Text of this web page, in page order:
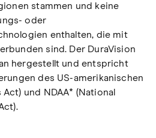
stammen und keine
oder
enthalten, die mit
sind. Der DuraVision
hergestellt und entspricht
des US-amerikanischen
und NDAA* (National